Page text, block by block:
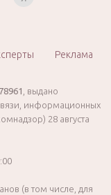
Реклама
, выдано
информационных
28 августа
(в том числе, для